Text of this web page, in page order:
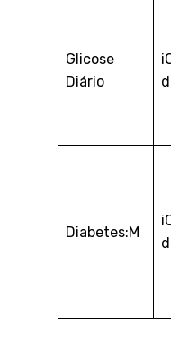
Glicose
Diário
d
Diabetes:M
d